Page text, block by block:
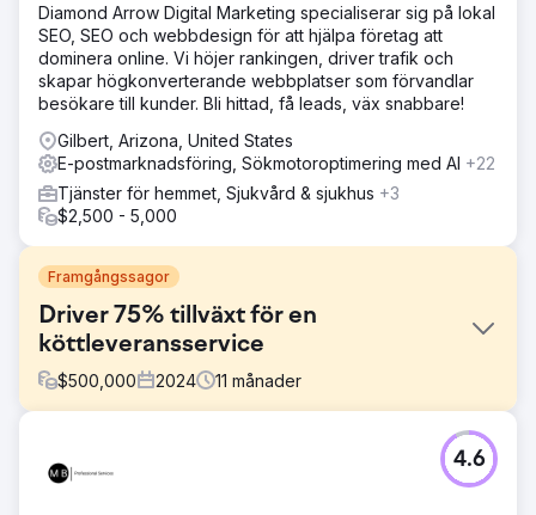
Diamond Arrow Digital Marketing specialiserar sig på lokal
SEO, SEO och webbdesign för att hjälpa företag att
dominera online. Vi höjer rankingen, driver trafik och
skapar högkonverterande webbplatser som förvandlar
besökare till kunder. Bli hittad, få leads, väx snabbare!
Gilbert, Arizona, United States
E-postmarknadsföring, Sökmotoroptimering med AI +22
Tjänster för hemmet, Sjukvård & sjukhus +3
$2,500 - 5,000
Framgångssagor
Driver 75% tillväxt för en
köttleveransservice
$500,000 2024 11 månader
Walden Local, en modern bondemarknad, behövde
modernisera sin digitala upplevelse och etablera ett
4.6